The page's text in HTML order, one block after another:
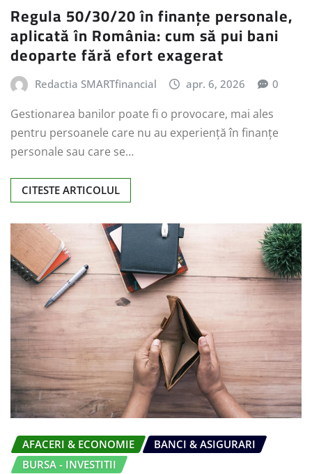
Regula 50/30/20 în finanțe personale,
aplicată în România: cum să pui bani
deoparte fără efort exagerat
Redactia SMARTfinancial apr. 6, 2026 0
Gestionarea banilor poate fi o provocare, mai ales
pentru persoanele care nu au experiență în finanțe
personale sau care se…
CITESTE ARTICOLUL
AFACERI & ECONOMIE
BANCI & ASIGURARI
BURSA - INVESTITII